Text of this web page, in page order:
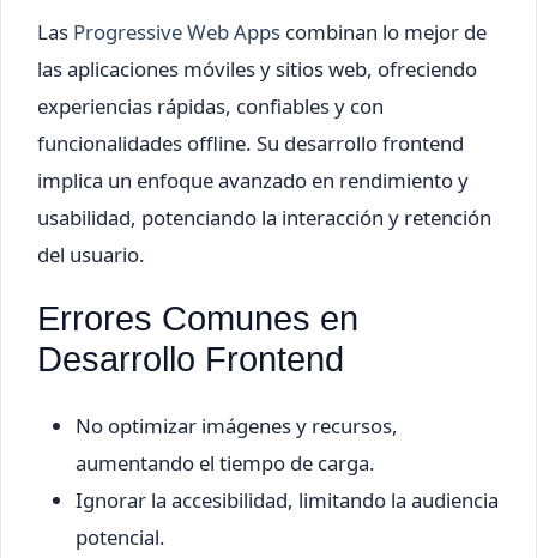
Las Progressive Web Apps combinan lo mejor de
las aplicaciones móviles y sitios web, ofreciendo
experiencias rápidas, confiables y con
funcionalidades offline. Su desarrollo frontend
implica un enfoque avanzado en rendimiento y
usabilidad, potenciando la interacción y retención
del usuario.
Errores Comunes en
Desarrollo Frontend
No optimizar imágenes y recursos,
aumentando el tiempo de carga.
Ignorar la accesibilidad, limitando la audiencia
potencial.